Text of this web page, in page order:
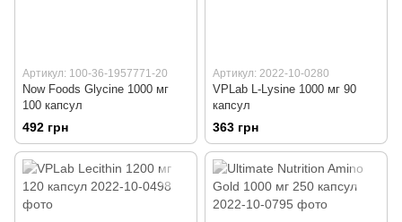
Артикул: 100-36-1957771-20
Now Foods Glycine 1000 мг
100 капсул
492 грн
Артикул: 2022-10-0280
VPLab L-Lysine 1000 мг 90
капсул
363 грн